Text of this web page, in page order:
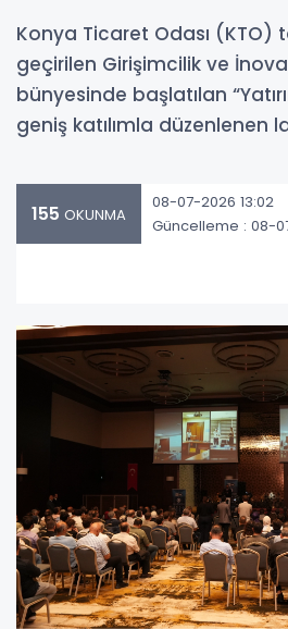
Konya Ticaret Odası (KTO)
geçirilen Girişimcilik ve
bünyesinde başlatılan
geniş katılımla düzenlenen
155 OKUNMA
08-07-2026 13:02
Güncelleme : 08-